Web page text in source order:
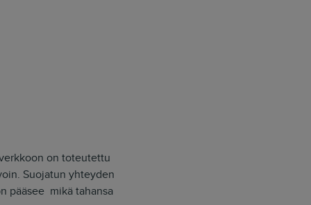
on toteutettu
Suojatun yhteyden
pääsee mikä tahansa